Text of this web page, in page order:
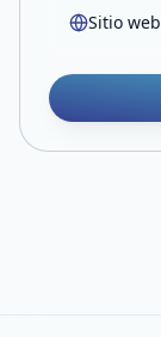
Sitio web